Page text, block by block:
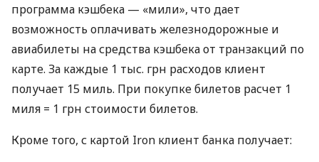
программа кэшбека — «мили», что дает
возможность оплачивать железнодорожные и
авиабилеты на средства кэшбека от транзакций по
карте. За каждые 1 тыс. грн расходов клиент
получает 15 миль. При покупке билетов расчет 1
миля = 1 грн стоимости билетов.
Кроме того, с картой Iron клиент банка получает: